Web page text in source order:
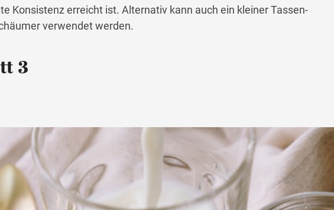
Konsistenz erreicht ist. Alternativ kann auch ein kleiner Tassen-
verwendet werden.
3